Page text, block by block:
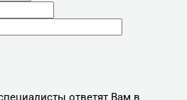
ответят Вам в